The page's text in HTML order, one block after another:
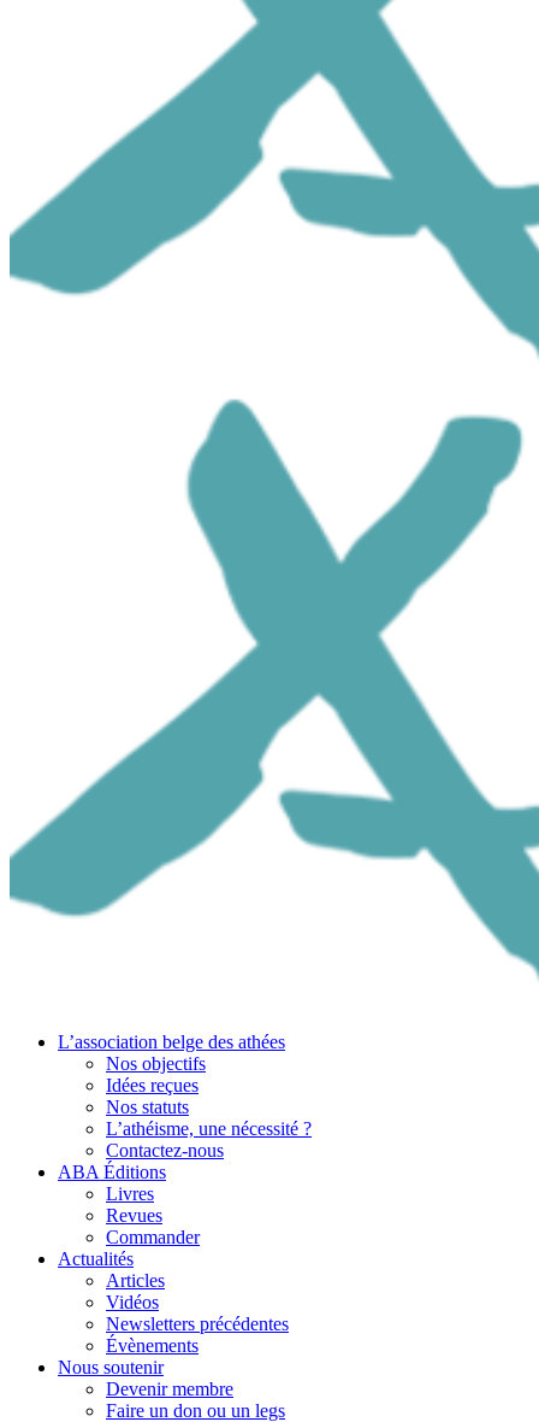
L’association belge des athées
Nos objectifs
Idées reçues
Nos statuts
L’athéisme, une nécessité ?
Contactez-nous
ABA Éditions
Livres
Revues
Commander
Actualités
Articles
Vidéos
Newsletters précédentes
Évènements
Nous soutenir
Devenir membre
Faire un don ou un legs